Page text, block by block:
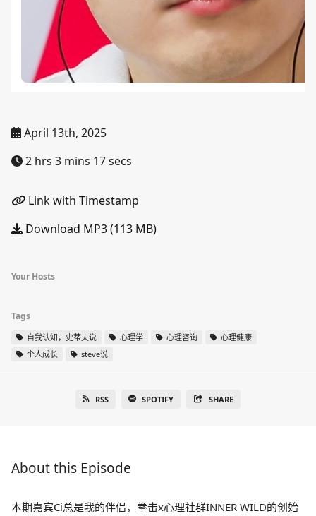
April 13th, 2025
2 hrs 3 mins 17 secs
Link with Timestamp
Download MP3 (113 MB)
Your Hosts
Tags
自我认知，史蒂夫说 心理学 心理咨询
心理健康
个人成长
steve说
RSS SPOTIFY SHARE
About this Episode
本期嘉宾Ci总是我的伴侣，拳击x心理社群INNER WILD的创始